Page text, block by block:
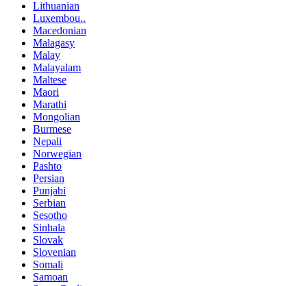
Lithuanian
Luxembou..
Macedonian
Malagasy
Malay
Malayalam
Maltese
Maori
Marathi
Mongolian
Burmese
Nepali
Norwegian
Pashto
Persian
Punjabi
Serbian
Sesotho
Sinhala
Slovak
Slovenian
Somali
Samoan